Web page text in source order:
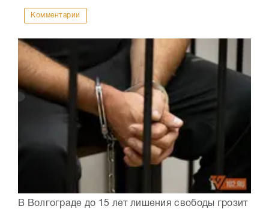
Комментарии
В Волгограде до 15 лет лишения свободы грозит